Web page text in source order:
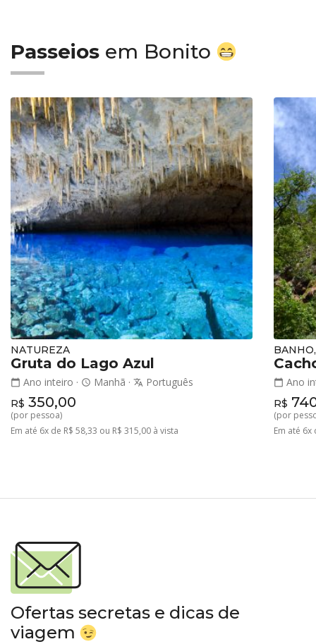
Passeios em Bonito
NATUREZA
Gruta do Lago Azul
calendar_today Ano inteiro · schedule Manhã · translate Português
R$ 350,00
(por pessoa)
Em até 6x de R$ 58,33 ou R$ 315,00 à vista
calendar_today Ano
R$
(por
Em até 6x
Ofertas secretas e dicas de
viagem